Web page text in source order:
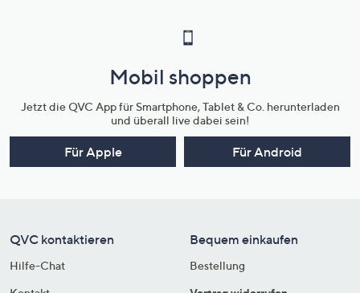
Mobil shoppen
Jetzt die QVC App für Smartphone, Tablet & Co. herunterladen
und überall live dabei sein!
Für Apple Für Android
QVC kontaktieren
Hilfe-Chat
Bequem einkaufen
Bestellung